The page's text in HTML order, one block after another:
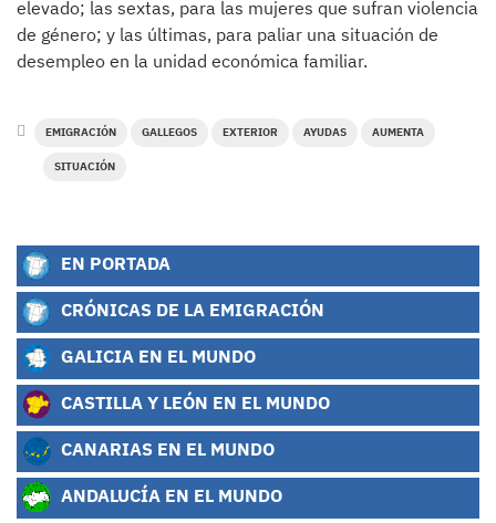
elevado; las sextas, para las mujeres que sufran violencia
de género; y las últimas, para paliar una situación de
desempleo en la unidad económica familiar.
EMIGRACIÓN GALLEGOS EXTERIOR AYUDAS AUMENTA
SITUACIÓN
EN PORTADA
CRÓNICAS DE LA EMIGRACIÓN
GALICIA EN EL MUNDO
CASTILLA Y LEÓN EN EL MUNDO
CANARIAS EN EL MUNDO
ANDALUCÍA EN EL MUNDO